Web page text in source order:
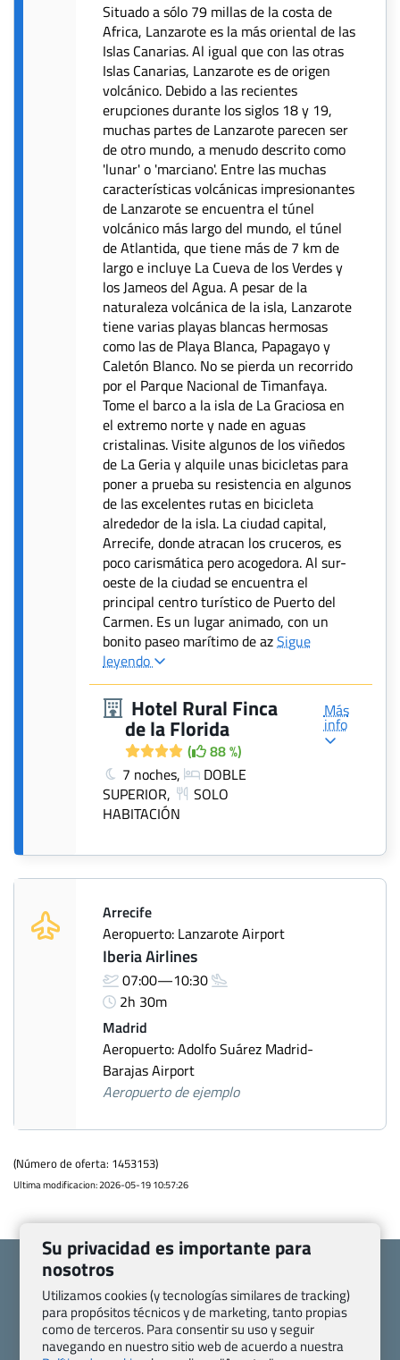
Situado a sólo 79 millas de la costa de
Africa, Lanzarote es la más oriental de las
Islas Canarias. Al igual que con las otras
Islas Canarias, Lanzarote es de origen
volcánico. Debido a las recientes
erupciones durante los siglos 18 y 19,
muchas partes de Lanzarote parecen ser
de otro mundo, a menudo descrito como
'lunar' o 'marciano'. Entre las muchas
características volcánicas impresionantes
de Lanzarote se encuentra el túnel
volcánico más largo del mundo, el túnel
de Atlantida, que tiene más de 7 km de
largo e incluye La Cueva de los Verdes y
los Jameos del Agua. A pesar de la
naturaleza volcánica de la isla, Lanzarote
tiene varias playas blancas hermosas
como las de Playa Blanca, Papagayo y
Caletón Blanco. No se pierda un recorrido
por el Parque Nacional de Timanfaya.
Tome el barco a la isla de La Graciosa en
el extremo norte y nade en aguas
cristalinas. Visite algunos de los viñedos
de La Geria y alquile unas bicicletas para
poner a prueba su resistencia en algunos
de las excelentes rutas en bicicleta
alrededor de la isla. La ciudad capital,
Arrecife, donde atracan los cruceros, es
poco carismática pero acogedora. Al sur-
oeste de la ciudad se encuentra el
principal centro turístico de Puerto del
Carmen. Es un lugar animado, con un
bonito paseo marítimo de azSigue
leyendo
Hotel Rural Finca
de la Florida
(
88 %)
7 noches,
DOBLE
SUPERIOR,
SOLO
HABITACIÓN
Más
info
Arrecife
Aeropuerto: Lanzarote Airport
Iberia Airlines
07:00—10:30
2h 30m
Madrid
Aeropuerto: Adolfo Suárez Madrid-
Barajas Airport
Aeropuerto de ejemplo
(Número de oferta: 1453153)
Ultima modificacion: 2026-05-19 10:57:26
Quienes somos
Contacto
Pasaporte, Visado, Salud y otras disposiciones específicas
Su privacidad es importante para
nosotros
Utilizamos cookies (y tecnologías similares de tracking)
para propósitos técnicos y de marketing, tanto propias
como de terceros. Para consentir su uso y seguir
navegando en nuestro sitio web de acuerdo a nuestra